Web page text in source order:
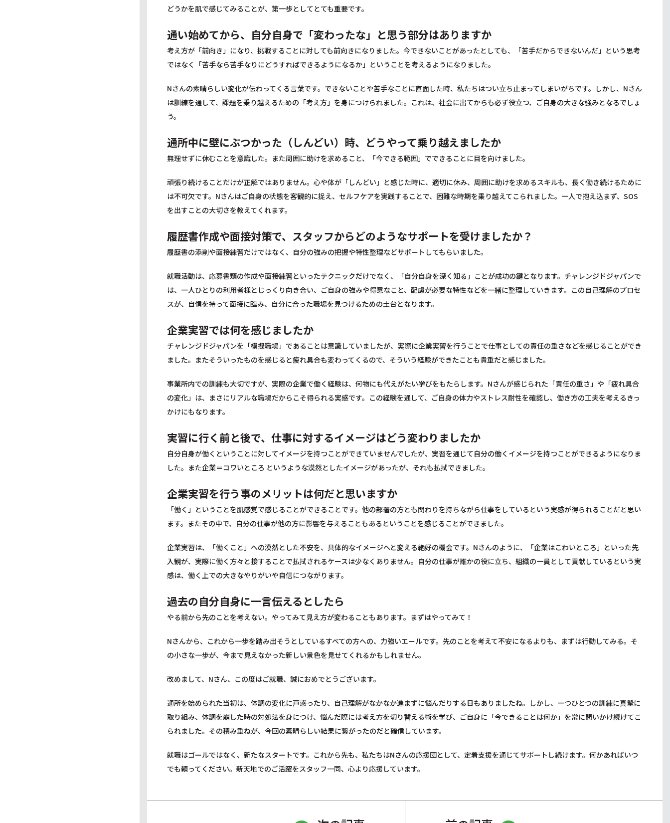
どうかを肌で感じてみることが、第一歩としてとても重要です。
通い始めてから、自分自身で「変わったな」と思う部分はありますか
考え方が「前向き」になり、挑戦することに対しても前向きになりました。今できないことがあったとしても、「苦手だからできないんだ」という思考
ではなく「苦手なら苦手なりにどうすればできるようになるか」ということを考えるようになりました。
Nさんの素晴らしい変化が伝わってくる言葉です。できないことや苦手なことに直面した時、私たちはつい立ち止まってしまいがちです。しかし、Nさん
は訓練を通して、課題を乗り越えるための「考え方」を身につけられました。これは、社会に出てからも必ず役立つ、ご自身の大きな強みとなるでしょ
う。
通所中に壁にぶつかった（しんどい）時、どうやって乗り越えましたか
無理せずに休むことを意識した。また周囲に助けを求めること、「今できる範囲」でできることに目を向けました。
頑張り続けることだけが正解ではありません。心や体が「しんどい」と感じた時に、適切に休み、周囲に助けを求めるスキルも、長く働き続けるために
は不可欠です。Nさんはご自身の状態を客観的に捉え、セルフケアを実践することで、困難な時期を乗り越えてこられました。一人で抱え込まず、SOS
を出すことの大切さを教えてくれます。
履歴書作成や面接対策で、スタッフからどのようなサポートを受けましたか？
履歴書の添削や面接練習だけではなく、自分の強みの把握や特性整理などサポートしてもらいました。
就職活動は、応募書類の作成や面接練習といったテクニックだけでなく、「自分自身を深く知る」ことが成功の鍵となります。チャレンジドジャパンで
は、一人ひとりの利用者様とじっくり向き合い、ご自身の強みや得意なこと、配慮が必要な特性などを一緒に整理していきます。この自己理解のプロセ
スが、自信を持って面接に臨み、自分に合った職場を見つけるための土台となります。
企業実習では何を感じましたか
チャレンジドジャパンを「模擬職場」であることは意識していましたが、実際に企業実習を行うことで仕事としての責任の重さなどを感じることができ
ました。またそういったものを感じると疲れ具合も変わってくるので、そういう経験ができたことも貴重だと感じました。
事業所内での訓練も大切ですが、実際の企業で働く経験は、何物にも代えがたい学びをもたらします。Nさんが感じられた「責任の重さ」や「疲れ具合
の変化」は、まさにリアルな職場だからこそ得られる実感です。この経験を通して、ご自身の体力やストレス耐性を確認し、働き方の工夫を考えるきっ
かけにもなります。
実習に行く前と後で、仕事に対するイメージはどう変わりましたか
自分自身が働くということに対してイメージを持つことができていませんでしたが、実習を通じて自分の働くイメージを持つことができるようになりま
した。また企業＝コワいところ というような漠然としたイメージがあったが、それも払拭できました。
企業実習を行う事のメリットは何だと思いますか
「働く」ということを肌感覚で感じることができることです。他の部署の方とも関わりを持ちながら仕事をしているという実感が得られることだと思い
ます。またその中で、自分の仕事が他の方に影響を与えることもあるということを感じることができました。
企業実習は、「働くこと」への漠然とした不安を、具体的なイメージへと変える絶好の機会です。Nさんのように、「企業はこわいところ」といった先
入観が、実際に働く方々と接することで払拭されるケースは少なくありません。自分の仕事が誰かの役に立ち、組織の一員として貢献しているという実
感は、働く上での大きなやりがいや自信につながります。
過去の自分自身に一言伝えるとしたら
やる前から先のことを考えない。やってみて見え方が変わることもあります。まずはやってみて！
Nさんから、これから一歩を踏み出そうとしているすべての方への、力強いエールです。先のことを考えて不安になるよりも、まずは行動してみる。そ
の小さな一歩が、今まで見えなかった新しい景色を見せてくれるかもしれません。
改めまして、Nさん、この度はご就職、誠におめでとうございます。
通所を始められた当初は、体調の変化に戸惑ったり、自己理解がなかなか進まずに悩んだりする日もありましたね。しかし、一つひとつの訓練に真摯に
取り組み、体調を崩した時の対処法を身につけ、悩んだ際には考え方を切り替える術を学び、ご自身に「今できることは何か」を常に問いかけ続けてこ
られました。その積み重ねが、今回の素晴らしい結果に繋がったのだと確信しています。
就職はゴールではなく、新たなスタートです。これから先も、私たちはNさんの応援団として、定着支援を通じてサポートし続けます。何かあればいつ
でも頼ってください。新天地でのご活躍をスタッフ一同、心より応援しています。